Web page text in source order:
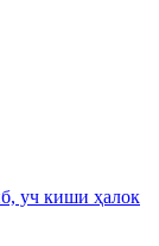
уч киши ҳалок